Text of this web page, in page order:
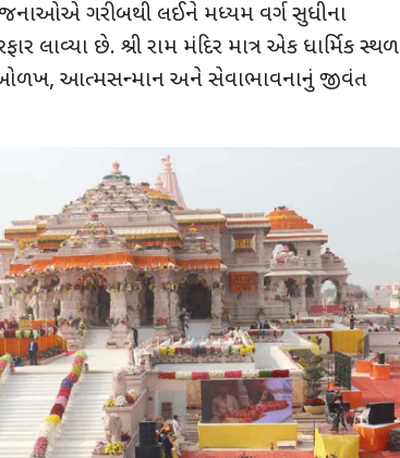
ગરીબથી લઈને મધ્યમ વર્ગ સુધીના
લાવ્યા છે. શ્રી રામ મંદિર માત્ર એક ધાર્મિક સ્થળ
ઓળખ, આત્મસન્માન અને સેવાભાવનાનું જીવંત